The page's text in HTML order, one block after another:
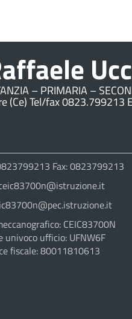
– PRIMARIA –
(Ce) Tel/fax
Fax: 0823799213
CEIC83700N
univoco ufficio: UFNW6F
fiscale: 80011810613